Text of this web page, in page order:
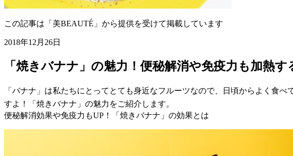
この記事は「美BEAUTÉ」から提供を受けて掲載しています
2018年12月26日
「焼きバナナ」の魅力！便秘解消や免疫力も加熱す
「バナナ」は私たちにとってとても身近なフルーツなので、日頃からよく食
すよ！「焼きバナナ」の魅力をご紹介します。
便秘解消効果や免疫力もUP！「焼きバナナ」の効果とは